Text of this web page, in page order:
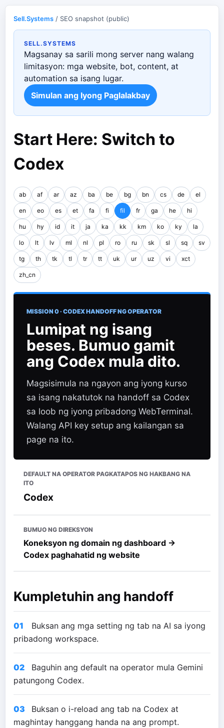
Sell.Systems / SEO snapshot (public)
SELL.SYSTEMS
Magsanay sa sarili mong server nang walang
limitasyon: mga website, bot, content, at
automation sa isang lugar.
Simulan ang Iyong Paglalakbay
Start Here: Switch to
Codex
ab af ar az ba be bg bn cs de el
en eo es et fa fi fil fr ga he hi
hu hy id it ja ka kk km ko ky la
lo lt lv ml nl pl ro ru sk sl sq sv
tg th tk tl tr tt uk ur uz vi xct
zh_cn
MISSION 0 · CODEX HANDOFF NG OPERATOR
Lumipat ng isang
beses. Bumuo gamit
ang Codex mula dito.
Magsisimula na ngayon ang iyong kurso
sa isang nakatutok na handoff sa Codex
sa loob ng iyong pribadong WebTerminal.
Walang API key setup ang kailangan sa
page na ito.
DEFAULT NA OPERATOR PAGKATAPOS NG HAKBANG NA
ITO
Codex
BUMUO NG DIREKSYON
Koneksyon ng domain ng dashboard →
Codex paghahatid ng website
Kumpletuhin ang handoff
01
Buksan ang mga setting ng tab na AI sa iyong
pribadong workspace.
02
Baguhin ang default na operator mula Gemini
patungong Codex.
03
Buksan o i-reload ang tab na Codex at
maghintay hanggang handa na ang prompt.